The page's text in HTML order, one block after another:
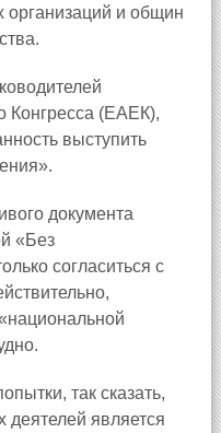
и общин
Конгресса (ЕАЕК),
выступить
документа
«Без
согласиться с
так сказать,
деятелей является